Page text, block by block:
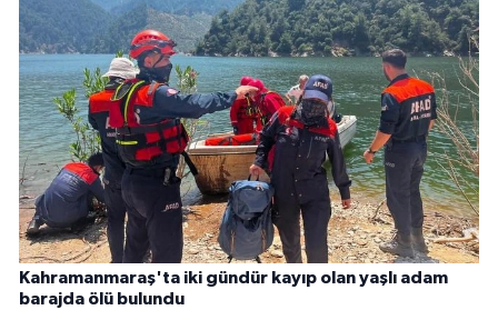
Kahramanmaraş'ta iki gündür kayıp olan yaşlı adam
barajda ölü bulundu